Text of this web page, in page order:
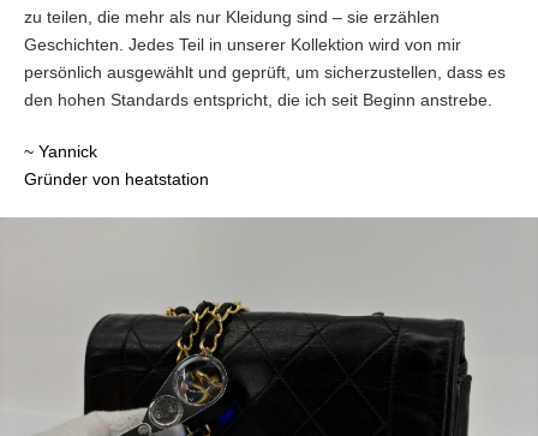
zu teilen, die mehr als nur Kleidung sind – sie erzählen
Geschichten. Jedes Teil in unserer Kollektion wird von mir
persönlich ausgewählt und geprüft, um sicherzustellen, dass es
den hohen Standards entspricht, die ich seit Beginn anstrebe.
~ Yannick
Gründer von heatstation